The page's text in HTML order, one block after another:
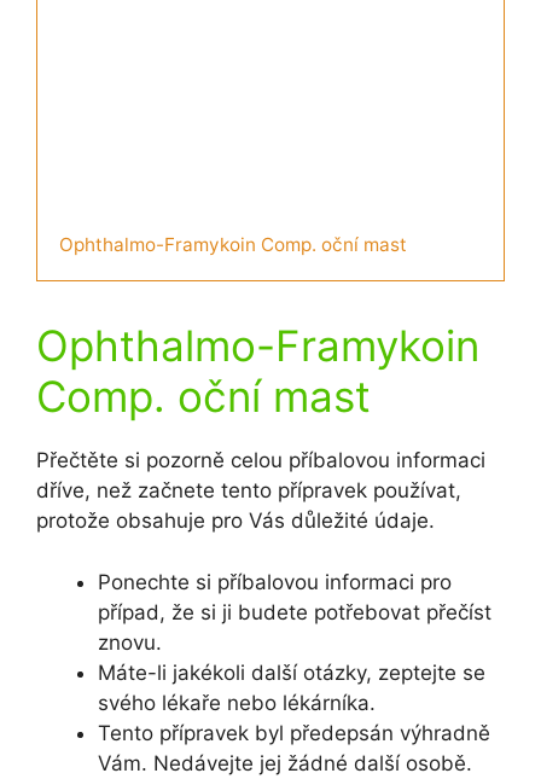
Ophthalmo-Framykoin Comp. oční mast
Ophthalmo-Framykoin
Comp. oční mast
Přečtěte si pozorně celou příbalovou informaci
dříve, než začnete tento přípravek používat,
protože obsahuje pro Vás důležité údaje.
Ponechte si příbalovou informaci pro
případ, že si ji budete potřebovat přečíst
znovu.
Máte-li jakékoli další otázky, zeptejte se
svého lékaře nebo lékárníka.
Tento přípravek byl předepsán výhradně
Vám. Nedávejte jej žádné další osobě.